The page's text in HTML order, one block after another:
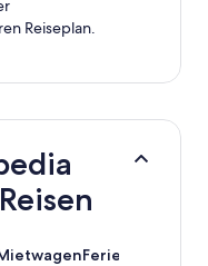
Reiseplan.